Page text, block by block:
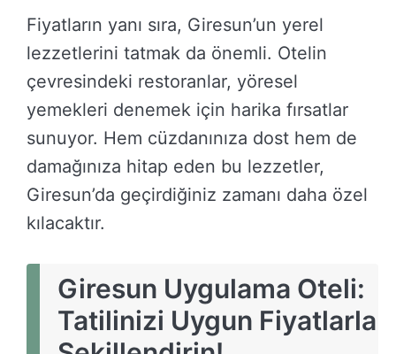
Fiyatların yanı sıra, Giresun’un yerel
lezzetlerini tatmak da önemli. Otelin
çevresindeki restoranlar, yöresel
yemekleri denemek için harika fırsatlar
sunuyor. Hem cüzdanınıza dost hem de
damağınıza hitap eden bu lezzetler,
Giresun’da geçirdiğiniz zamanı daha özel
kılacaktır.
Giresun Uygulama Oteli:
Tatilinizi Uygun Fiyatlarla